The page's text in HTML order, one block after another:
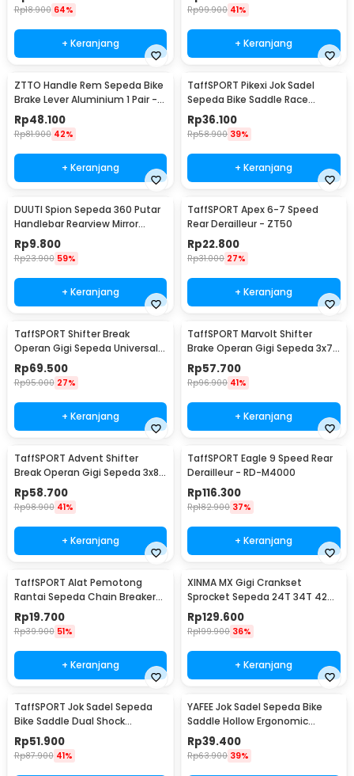
Rp18.900 64%
+ Keranjang
Rp99.900 41%
+ Keranjang
ZTTO Handle Rem Sepeda Bike
Brake Lever Aluminium 1 Pair -
CBL-09
Rp48.100
Rp81.900 42%
+ Keranjang
TaffSPORT Pikexi Jok Sadel
Sepeda Bike Saddle Race
Ergonomic Anti Air - FX20
Rp36.100
Rp58.900 39%
+ Keranjang
DUUTI Spion Sepeda 360 Putar
Handlebar Rearview Mirror
Universal 1 PCS - LY4437
Rp9.800
Rp23.900 59%
+ Keranjang
TaffSPORT Apex 6-7 Speed
Rear Derailleur - ZT50
Rp22.800
Rp31.000 27%
+ Keranjang
TaffSPORT Shifter Break
Operan Gigi Sepeda Universal
3x9 Speed 2 PCS - SL-M370
Rp69.500
Rp95.000 27%
+ Keranjang
TaffSPORT Marvolt Shifter
Brake Operan Gigi Sepeda 3x7
Speed 2 PCS - EF500-7
Rp57.700
Rp96.900 41%
+ Keranjang
TaffSPORT Advent Shifter
Break Operan Gigi Sepeda 3x8
Speed 2 PCS - SL-M310
Rp58.700
Rp98.900 41%
+ Keranjang
TaffSPORT Eagle 9 Speed Rear
Derailleur - RD-M4000
Rp116.300
Rp182.900 37%
+ Keranjang
TaffSPORT Alat Pemotong
Rantai Sepeda Chain Breaker
Cutter - TD8591
Rp19.700
Rp39.900 51%
+ Keranjang
XINMA MX Gigi Crankset
Sprocket Sepeda 24T 34T 42T
7/8/9 Speed - TL-82-L
Rp129.600
Rp199.900 36%
+ Keranjang
TaffSPORT Jok Sadel Sepeda
Bike Saddle Dual Shock
Absorber Breathable - ZF25
Rp51.900
Rp87.900 41%
YAFEE Jok Sadel Sepeda Bike
Saddle Hollow Ergonomic
Breathable - FX12
Rp39.400
Rp63.900 39%